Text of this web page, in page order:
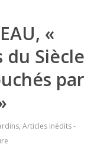
«
Siècle
par
,Articles inédits -